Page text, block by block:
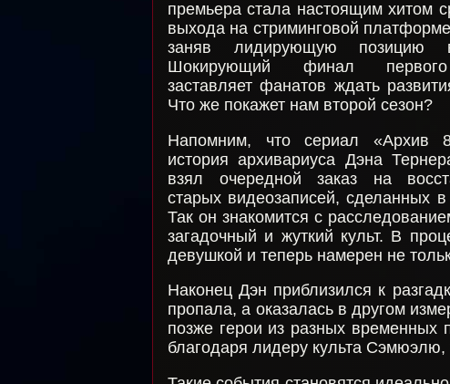
премьера стала настоящим хитом
выхода на стриминговой
заняв лидирующую позицию
Шокирующий финал
заставляет фанатов ждать
Что же покажет нам второй сезон?
Напомним, что сериал «Архив
история архивариуса Дэна
взял очередной заказ на
старых видеозаписей, сделанных в
Так он знакомится с
загадочный и жуткий культ. В
девушкой и теперь намерен не
Наконец Дэн приблизился к
пропала, а оказалась в другом
позже герои из разных
благодаря лидеру культа Сэмюэлю,